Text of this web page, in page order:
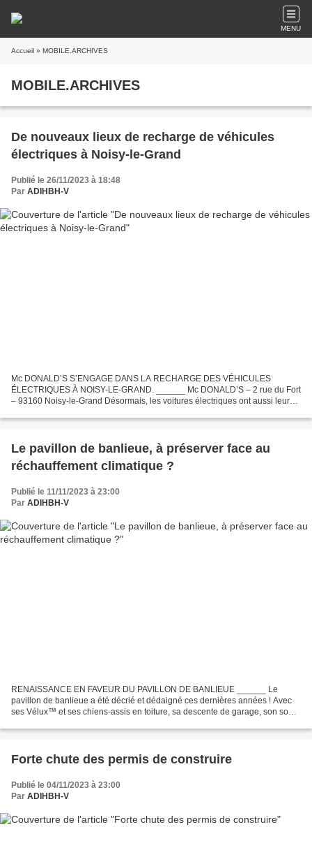
MENU
Accueil » MOBILE.ARCHIVES
MOBILE.ARCHIVES
De nouveaux lieux de recharge de véhicules
électriques à Noisy-le-Grand
Publié le 26/11/2023 à 18:48
Par ADIHBH-V
Mc DONALD’S S’ENGAGE DANS LA RECHARGE DES VÉHICULES
ÉLECTRIQUES À NOISY-LE-GRAND. ______ Mc DONALD’S – 2 rue du Fort
– 93160 Noisy-le-Grand Désormais, les voitures électriques ont aussi leur
Le pavillon de banlieue, à préserver face au
réchauffement climatique ?
Publié le 11/11/2023 à 23:00
Par ADIHBH-V
RENAISSANCE EN FAVEUR DU PAVILLON DE BANLIEUE ______ Le
pavillon de banlieue a été décrié et dédaigné ces dernières années ! Avec
ses Vélux™ et ses chiens-assis en toiture, sa descente de garage, son sous-
Forte chute des permis de construire
Publié le 04/11/2023 à 23:00
Par ADIHBH-V